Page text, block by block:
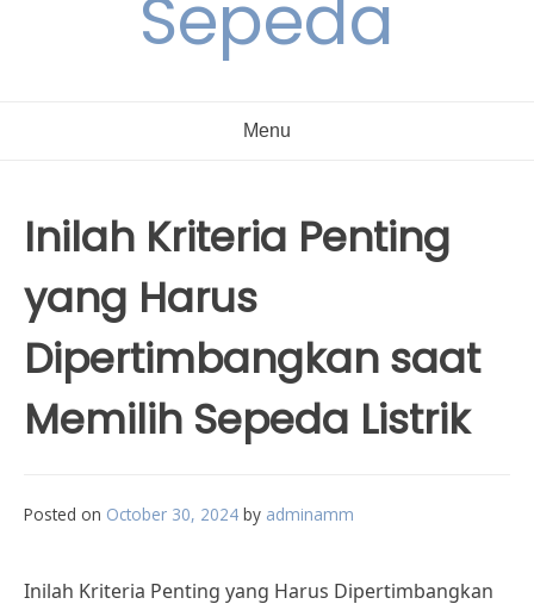
Sepeda
Menu
Inilah Kriteria Penting
yang Harus
Dipertimbangkan saat
Memilih Sepeda Listrik
Posted on October 30, 2024 by adminamm
Inilah Kriteria Penting yang Harus Dipertimbangkan